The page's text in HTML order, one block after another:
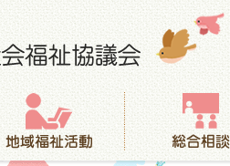
祉活動 総合相談